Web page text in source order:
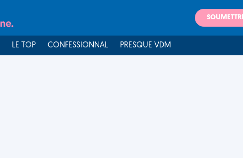
LE TOP CONFESSIONNAL PRESQUE VDM